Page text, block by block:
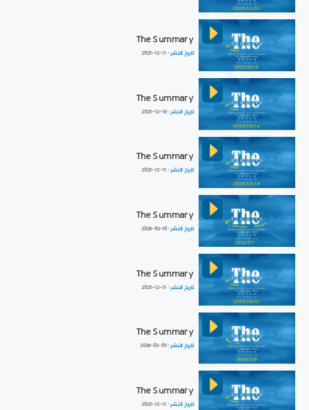
The Summary
تاريخ النشر : 2025-12-11
The Summary
تاريخ النشر :2025-12-16
The Summary
تاريخ النشر : 2025-12-11
The Summary
تاريخ النشر :2026-02-10
The Summary
تاريخ النشر : 2025-12-11
The Summary
تاريخ النشر :2026-03-05
The Summary
تاريخ النشر : 2025-12-11